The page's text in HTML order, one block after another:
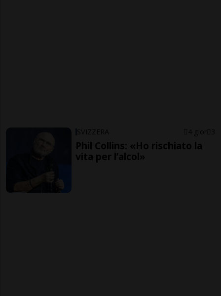
SVIZZERA 4 gior 3
Phil Collins: «Ho rischiato la
vita per l’alcol»